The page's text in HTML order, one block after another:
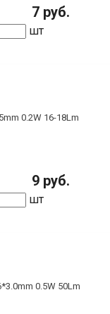
7 руб.
шт
0.2W 16-18Lm
9 руб.
шт
0.5W 50Lm